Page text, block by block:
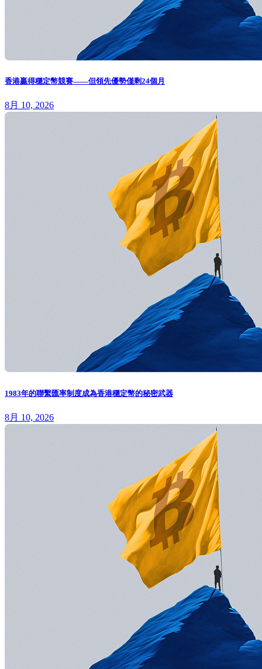
香港贏得穩定幣競賽——但領先優勢僅剩24個月
8月 10, 2026
1983年的聯繫匯率制度成為香港穩定幣的秘密武器
8月 10, 2026